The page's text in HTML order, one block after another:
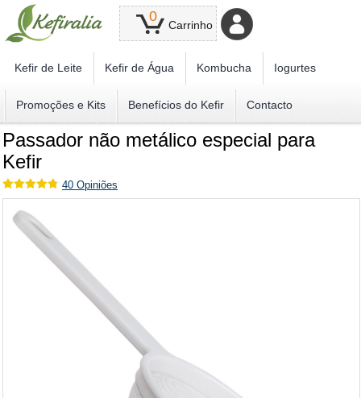
0
Carrinho
Kefir de Leite Kefir de Água Kombucha Iogurtes
Promoções e Kits Benefícios do Kefir Contacto
Passador não metálico especial para
Kefir
40 Opiniões